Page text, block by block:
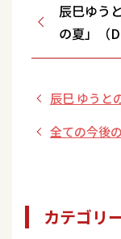
辰巳ゆう
の夏」（
タイプ）
ットサイ
クターオ
辰巳 ゆうと
全ての今後
カテゴリ